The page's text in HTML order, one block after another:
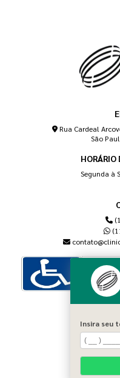
Rua Cardeal
São
Segunda à
Insira seu